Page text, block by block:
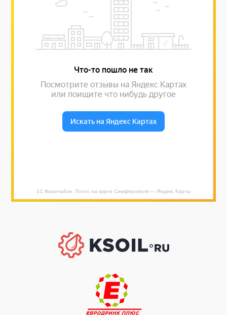
1С Франчайзи: Лотос на карте Симферополя — Яндекс Карты